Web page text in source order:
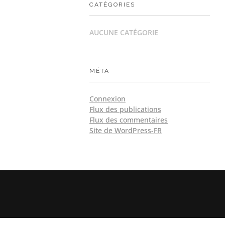
CATÉGORIES
AUCUNE CATÉGORIE
MÉTA
Connexion
Flux des publications
Flux des commentaires
Site de WordPress-FR